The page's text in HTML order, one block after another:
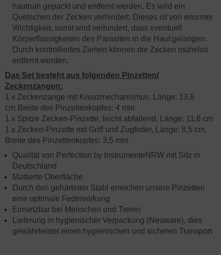
hautnah gepackt und entfernt werden. Es wird ein
Quetschen der Zecken verhindert. Dieses ist von enormer
Wichtigkeit, somit wird verhindert, dass eventuell
Körperflüssigkeiten des Parasiten in die Haut gelangen.
Durch kontrolliertes Ziehen können die Zecken mühelos
entfernt werden.
Das Set besteht aus folgenden Pinzetten/
Zeckenzangen:
1 x Zeckenzange mit Kreuzmechanismus, Länge: 13,6
cm, Breite des Pinzettenkopfes: 4 mm
1 x Spitze Zecken-Pinzette, leicht abfallend, Länge: 11,6 cm
1 x Zecken-Pinzette mit Griff und Zugfeder, Länge: 8,5 cm,
Breite des Pinzettenkopfes: 3,5 mm
Qualität von Perfection by InstrumenteNRW mit Sitz in
Deutschland
Mattierte Oberfläche
Durch den gehärteten Stahl erreichen unsere Pinzetten
eine optimale Federwirkung
Einsetzbar bei Menschen und Tieren
Lieferung in hygienischer Verpackung (Neuware), dies
gewährleistet einen hygienischen und sicheren Transport